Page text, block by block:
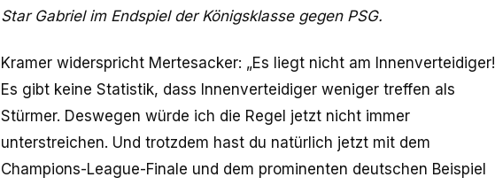
Star Gabriel im Endspiel der Königsklasse gegen PSG.
Kramer widerspricht Mertesacker: „Es liegt nicht am Innenverteidiger!
Es gibt keine Statistik, dass Innenverteidiger weniger treffen als
Stürmer. Deswegen würde ich die Regel jetzt nicht immer
unterstreichen. Und trotzdem hast du natürlich jetzt mit dem
Champions-League-Finale und dem prominenten deutschen Beispiel